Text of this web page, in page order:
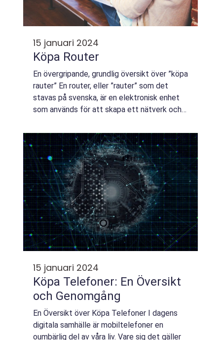
15 januari 2024
Köpa Router
En övergripande, grundlig översikt över ”köpa
rauter” En router, eller ”rauter” som det
stavas på svenska, är en elektronisk enhet
som används för att skapa ett nätverk och
det kommer...
15 januari 2024
Köpa Telefoner: En Översikt
och Genomgång
En Översikt över Köpa Telefoner I dagens
digitala samhälle är mobiltelefoner en
oumbärlig del av våra liv. Vare sig det gäller